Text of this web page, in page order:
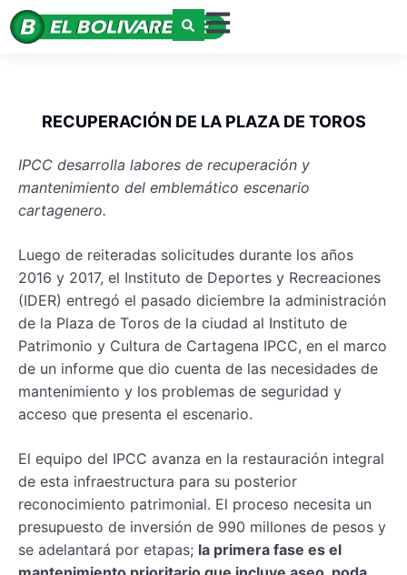
RECUPERACIÓN DE LA PLAZA DE TOROS
IPCC desarrolla labores de recuperación y
mantenimiento del emblemático escenario
cartagenero.
Luego de reiteradas solicitudes durante los años
2016 y 2017, el Instituto de Deportes y Recreaciones
(IDER) entregó el pasado diciembre la administración
de la Plaza de Toros de la ciudad al Instituto de
Patrimonio y Cultura de Cartagena IPCC, en el marco
de un informe que dio cuenta de las necesidades de
mantenimiento y los problemas de seguridad y
acceso que presenta el escenario.
El equipo del IPCC avanza en la restauración integral
de esta infraestructura para su posterior
reconocimiento patrimonial. El proceso necesita un
presupuesto de inversión de 990 millones de pesos y
se adelantará por etapas; la primera fase es el